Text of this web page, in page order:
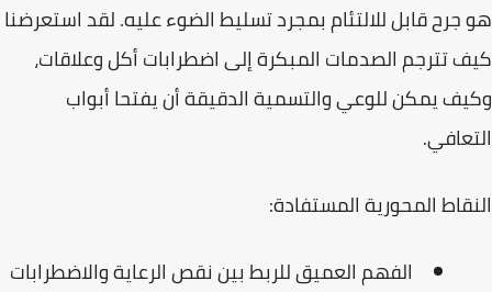
هو جرح قابل للالتئام بمجرد تسليط الضوء عليه. لقد استعرضنا
كيف تترجم الصدمات المبكرة إلى اضطرابات أكل وعلاقات،
وكيف يمكن للوعي والتسمية الدقيقة أن يفتحا أبواب
التعافي.
النقاط المحورية المستفادة:
الفهم العميق للربط بين نقص الرعاية والاضطرابات